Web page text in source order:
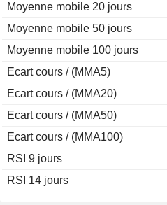
Moyenne mobile 20 jours
Moyenne mobile 50 jours
Moyenne mobile 100 jours
Ecart cours / (MMA5)
Ecart cours / (MMA20)
Ecart cours / (MMA50)
Ecart cours / (MMA100)
RSI 9 jours
RSI 14 jours
2010
-19,42%
2009
-16,28%
2008
-21,32%
2007
2006
2005
2004
2003
2002